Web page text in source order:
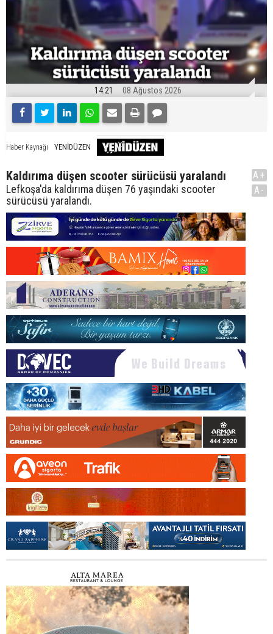
14:21 08 Ağustos 2026
Haber Kaynağı YENİDÜZEN
Kaldırıma düşen scooter sürücüsü yaralandı
Lefkoşa'da kaldırıma düşen 76 yaşındaki scooter
sürücüsü yaralandı.
A+
A-